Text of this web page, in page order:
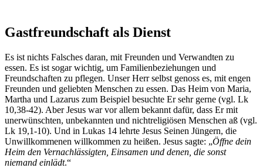
Gastfreundschaft als Dienst
Es ist nichts Falsches daran, mit Freunden und Verwandten zu
essen. Es ist sogar wichtig, um Familienbeziehungen und
Freundschaften zu pflegen. Unser Herr selbst genoss es, mit engen
Freunden und geliebten Menschen zu essen. Das Heim von Maria,
Martha und Lazarus zum Beispiel besuchte Er sehr gerne (vgl. Lk
10,38-42). Aber Jesus war vor allem bekannt dafür, dass Er mit
unerwünschten, unbekannten und nichtreligiösen Menschen aß (vgl.
Lk 19,1-10). Und in Lukas 14 lehrte Jesus Seinen Jüngern, die
Unwillkommenen willkommen zu heißen. Jesus sagte: „Öffne dein
Heim den Vernachlässigten, Einsamen und denen, die sonst
niemand einlädt.“